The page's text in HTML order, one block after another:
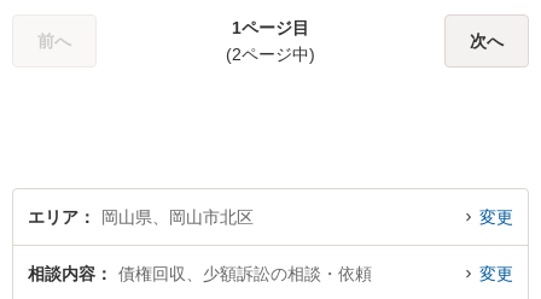
んなささいなことでも構いま
せん。お気軽にご相談くださ
前へ
1ページ目
(2ページ中)
次へ
エリア 岡山県、岡山市北区 変更
相談内容 債権回収、少額訴訟の相談・依頼 変更